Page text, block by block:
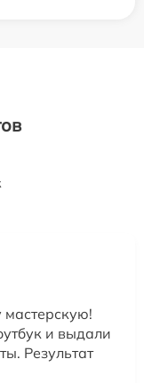
и выдали
Результат